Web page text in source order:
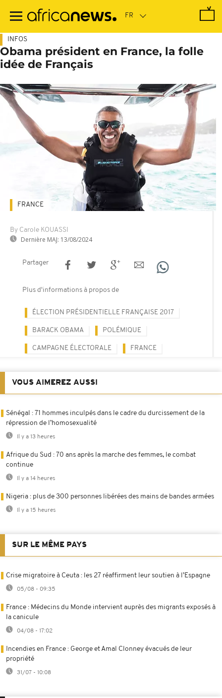
contenu
INFOS
Obama président en France, la folle
idée de Français
By Carole KOUASSI
Dernière MAJ: 13/08/2024
FRANCE
Partager
Plus d'informations à propos de
ÉLECTION PRÉSIDENTIELLE FRANÇAISE 2017
BARACK OBAMA POLÉMIQUE
CAMPAGNE ÉLECTORALE FRANCE
VOUS AIMEREZ AUSSI
Sénégal : 71 hommes inculpés dans le cadre du durcissement de la
répression de l’homosexualité
Il y a 13 heures
Afrique du Sud : 70 ans après la marche des femmes, le combat
continue
Il y a 14 heures
Nigeria : plus de 300 personnes libérées des mains de bandes armées
Il y a 15 heures
SUR LE MÊME PAYS
Crise migratoire à Ceuta : les 27 réaffirment leur soutien à l’Espagne
05/08 - 09:35
France : Médecins du Monde intervient auprès des migrants exposés à
la canicule
04/08 - 17:02
Incendies en France : George et Amal Clonney évacués de leur
propriété
31/07 - 10:08